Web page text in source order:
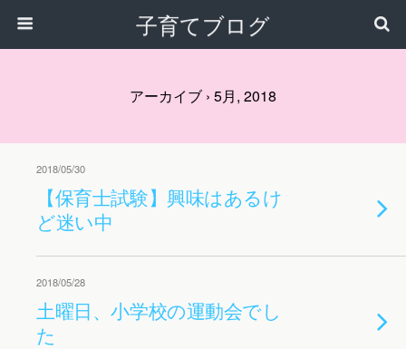
子育てブログ
アーカイブ › 5月, 2018
2018/05/30
【保育士試験】興味はあるけ
ど迷い中
2018/05/28
土曜日、小学校の運動会でし
た